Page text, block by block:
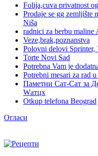
Folija,cuva privatnost
Prodaje se gg zemljište
Niša
radnici za berbu maline
Veze,brak,poznanstva
Polovni delovi
Torte Novi Sad
Potrebna Vam je
Potrebni mesari za rad
Паметни Сат-Сат за
Wатцх
Otkup telefona Beograd
Огласи